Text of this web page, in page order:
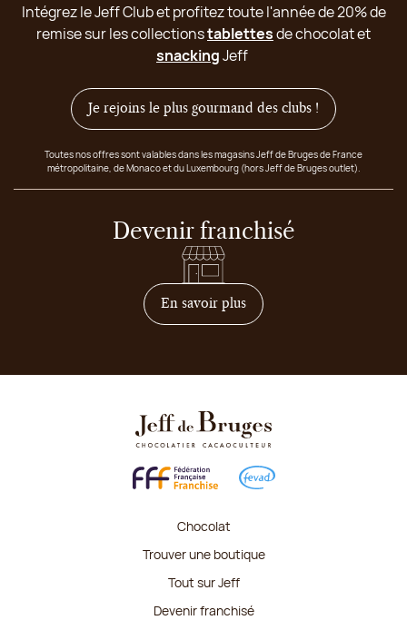
Intégrez le Jeff Club et profitez toute l'année de 20% de
remise sur les collectionstablettesde chocolat et
snackingJeff
Je rejoins le plus gourmand des clubs !
Toutes nos offres sont valables dans les magasins Jeff de Bruges de France
métropolitaine, de Monaco et du Luxembourg (hors Jeff de Bruges outlet).
Devenir franchisé
En savoir plussur comment devenir
Chocolat
Trouver une boutique
Tout sur Jeff
Devenir franchisé